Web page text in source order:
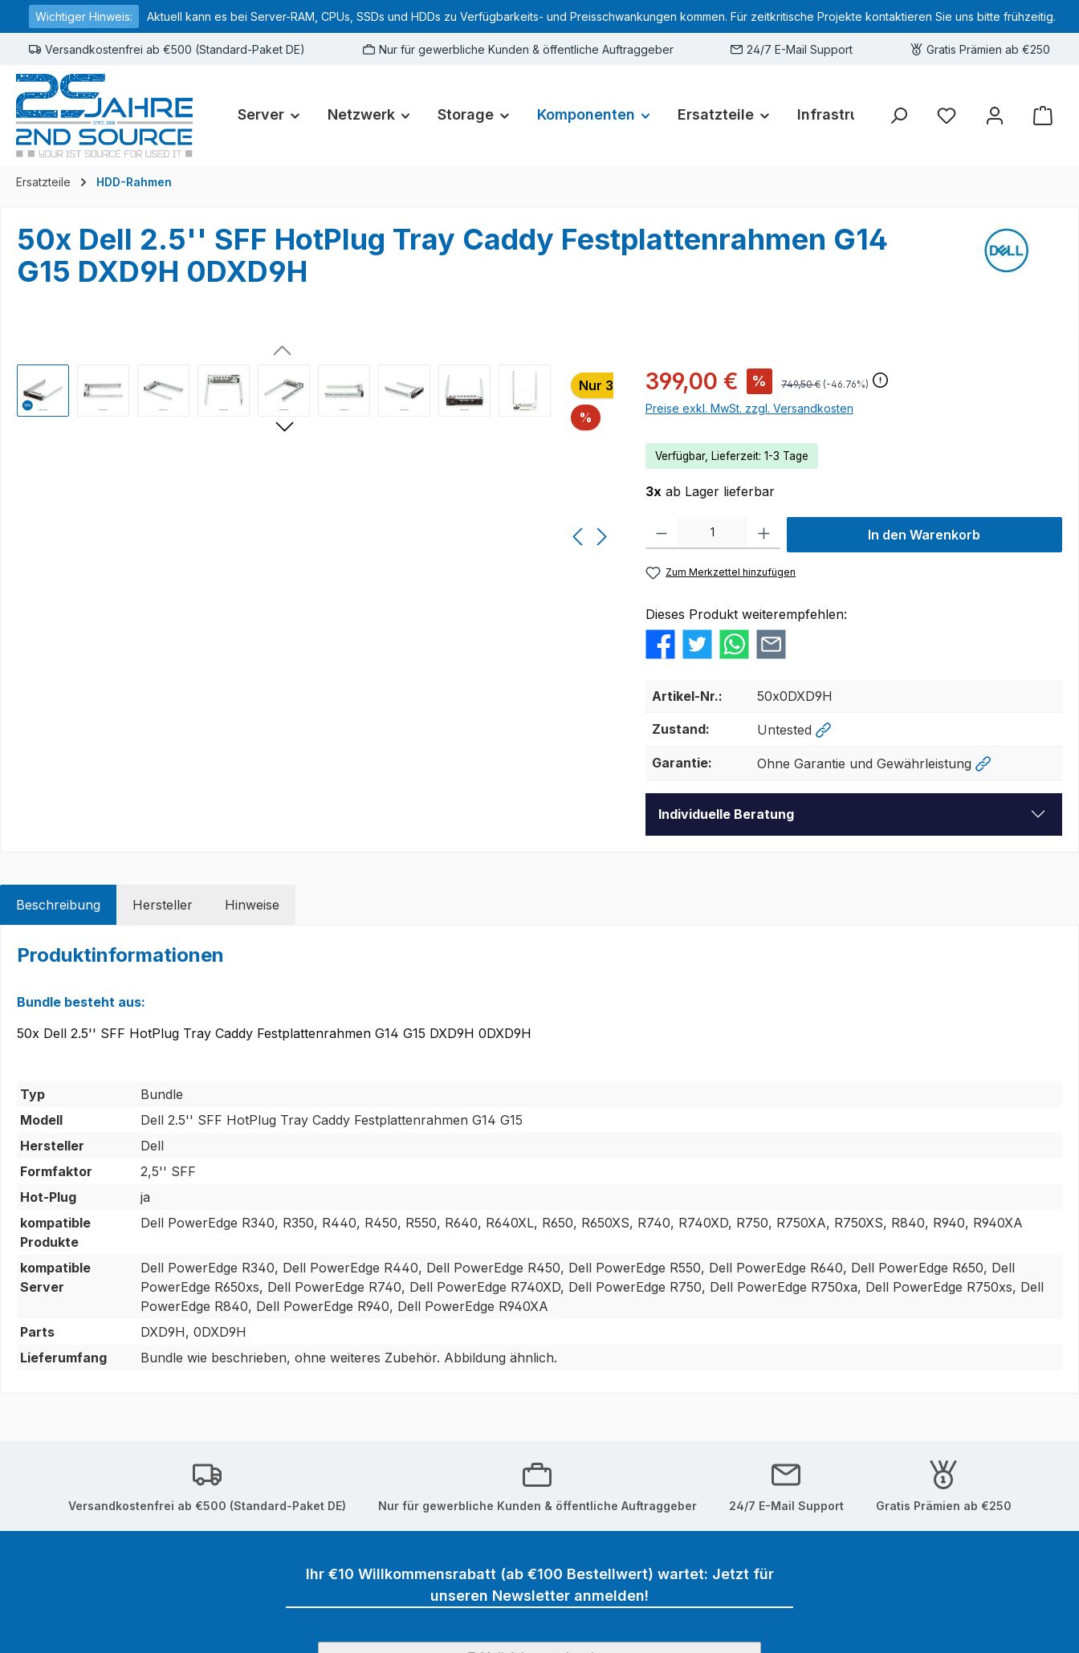
Zur Hauptnavigation springen
Wichtiger Hinweis: Aktuell kann es bei Server-RAM, CPUs, SSDs und HDDs zu Verfügbarkeits- und Preisschwankungen kommen. Für zeitkritische Projekte kontaktieren Sie uns bitte frühzeitig.
Versandkostenfrei ab €500 (Standard-Paket DE) Nur für gewerbliche Kunden & öffentliche Auftraggeber 24/7 E-Mail Support Gratis Prämien ab €250
Server Netzwerk Storage Komponenten Ersatzteile Infrastruktur Hardware-Deals
Sie haben 0 Produkte
Ersatzteile HDD-Rahmen
50x Dell 2.5'' SFF HotPlug Tray Caddy Festplattenrahmen G14
G15 DXD9H 0DXD9H
Nur 3 auf Lager!
% Rabatt
399,00 € % 749,50 € (-46.76%)
Preise exkl. MwSt. zzgl. Versandkosten
Verfügbar, Lieferzeit: 1-3 Tage
3x ab Lager lieferbar
Produkt Anzahl: Gib den gewünschten Wert ein oder benutze die Schaltflächen um die
In den Warenkorb
Zum Merkzettel hinzufügen
Dieses Produkt weiterempfehlen:
Artikel-Nr.: 50x0DXD9H
Zustand: Untested
Garantie: Ohne Garantie und Gewährleistung
Individuelle Beratung
Beschreibung Hersteller Hinweise
Produktinformationen
Bundle besteht aus:
50x Dell 2.5'' SFF HotPlug Tray Caddy Festplattenrahmen G14 G15 DXD9H 0DXD9H
Typ
Bundle
Modell
Dell 2.5'' SFF HotPlug Tray Caddy Festplattenrahmen G14 G15
Hersteller
Dell
Formfaktor
2,5'' SFF
Hot-Plug
ja
kompatible
Produkte
Dell PowerEdge R340, R350, R440, R450, R550, R640, R640XL, R650, R650XS, R740, R740XD, R750, R750XA, R750XS, R840, R940, R940XA
kompatible
Server
Dell PowerEdge R340, Dell PowerEdge R440, Dell PowerEdge R450, Dell PowerEdge R550, Dell PowerEdge R640, Dell PowerEdge R650, Dell
PowerEdge R650xs, Dell PowerEdge R740, Dell PowerEdge R740XD, Dell PowerEdge R750, Dell PowerEdge R750xa, Dell PowerEdge R750xs, Dell
PowerEdge R840, Dell PowerEdge R940, Dell PowerEdge R940XA
Parts
DXD9H, 0DXD9H
Lieferumfang
Bundle wie beschrieben, ohne weiteres Zubehör. Abbildung ähnlich.
Versandkostenfrei ab €500 (Standard-Paket DE) Nur für gewerbliche Kunden & öffentliche Auftraggeber 24/7 E-Mail Support Gratis Prämien ab €250
Ihr €10 Willkommensrabatt (ab €100 Bestellwert) wartet: Jetzt für
unseren Newsletter anmelden!